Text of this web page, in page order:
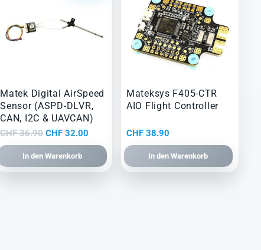
Matek Digital AirSpeed
Sensor (ASPD-DLVR,
CAN, I2C & UAVCAN)
CHF36.90 Ursprünglicher
Preis
war:
CHF 36.90
CHF 32.00
Preis
CHF 32.00.
In den Warenkorb
Mateksys F405-CTR
AIO Flight Controller
CHF38.90
In den Warenkorb